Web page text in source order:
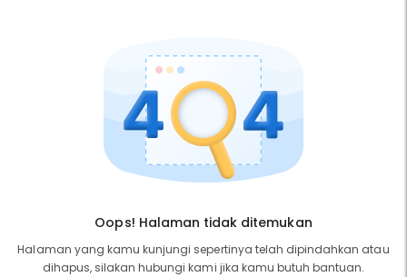
Oops! Halaman tidak ditemukan
Halaman yang kamu kunjungi sepertinya telah dipindahkan atau
dihapus, silakan hubungi kami jika kamu butuh bantuan.